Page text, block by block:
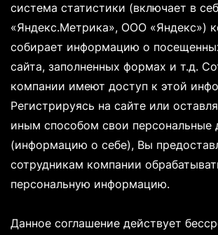
система статистики (включает в
«Яндекс.Метрика», ООО «Яндекс»)
собирает информацию о
сайта, заполненных формах и т.д.
компании имеют доступ к этой
Регистрируясь на сайте или
иным способом свои персональные
(информацию о себе), Вы
сотрудникам компании
персональную информацию.
Данное соглашение действует